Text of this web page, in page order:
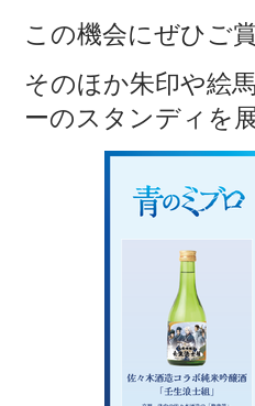
この機会にぜひご
そのほか朱印や絵
ーのスタンディを